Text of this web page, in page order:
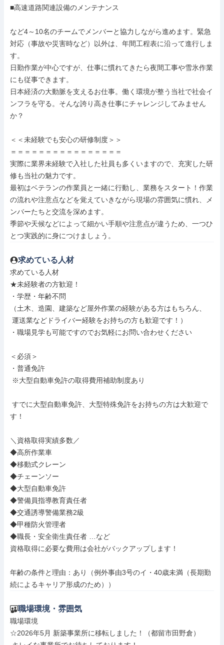
■高速道路関連設備のメンテナンス
など4～10名のチームでメンバーと協力しながら進めます。緊急
対応（事故や災害時など）以外は、年間工程表に沿って進行しま
す。
日勤作業が中心ですが、仕事に慣れてきたら夜間工事や雪氷作業
にも従事できます。
日本経済の大動脈を支えるお仕事。働く環境が整う当社で社会イ
ンフラを守る。そんな誇り高き仕事にチャレンジしてみません
か？
＜＜未経験でも安心の研修制度＞＞
＝＝＝＝＝＝＝＝＝＝＝＝＝＝＝＝
実際に業界未経験で入社した社員も多くいますので、充実した研
修も当社の魅力です。
最初はベテランの作業員と一緒に行動し、業務をスタート！作業
の流れや注意点などを覚えていきながら現場の雰囲気に慣れ、メ
ンバーたちと交流を深めます。
季節や天候などによって細かい手順や注意点が違うため、一つひ
とつ実践的に身につけましょう。
求めている人材
求めている人材
★未経験者の方歓迎！
・学歴・年齢不問
（土木、造園、建築など屋外作業の経験がある方はもちろん、
・職場見学も可能ですのでお気軽にお問い合わせください
＜必須＞
・普通免許
す！
＼資格取得実績多数／
◆高所作業車
◆移動式クレーン
◆チェーンソー
◆大型自動車免許
◆警備員指導教育責任者
◆交通誘導警備業務2級
◆甲種防火管理者
◆職長・安全衛生責任者 …など
資格取得に必要な費用は会社がバックアップします！
年齢の条件と理由：あり（例外事由3号のイ・40歳未満（長期勤
続によるキャリア形成のため））
職場環境・雰囲気
職場環境
☆2026年5月 新築事業所に移転しました！（都留市田野倉）